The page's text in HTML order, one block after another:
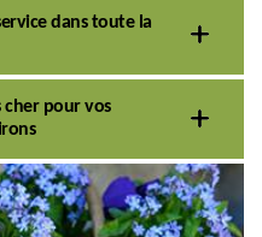
dans toute la
pour vos